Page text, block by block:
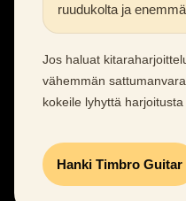
ruudukolta ja
Jos haluat
vähemmän
kokeile lyhyttä
Hanki Timbro Guitar